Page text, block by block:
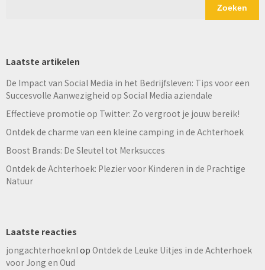
Zoeken
Laatste artikelen
De Impact van Social Media in het Bedrijfsleven: Tips voor een
Succesvolle Aanwezigheid op Social Media aziendale
Effectieve promotie op Twitter: Zo vergroot je jouw bereik!
Ontdek de charme van een kleine camping in de Achterhoek
Boost Brands: De Sleutel tot Merksucces
Ontdek de Achterhoek: Plezier voor Kinderen in de Prachtige
Natuur
Laatste reacties
jongachterhoeknlop Ontdek de Leuke Uitjes in de Achterhoek
voor Jong en Oud